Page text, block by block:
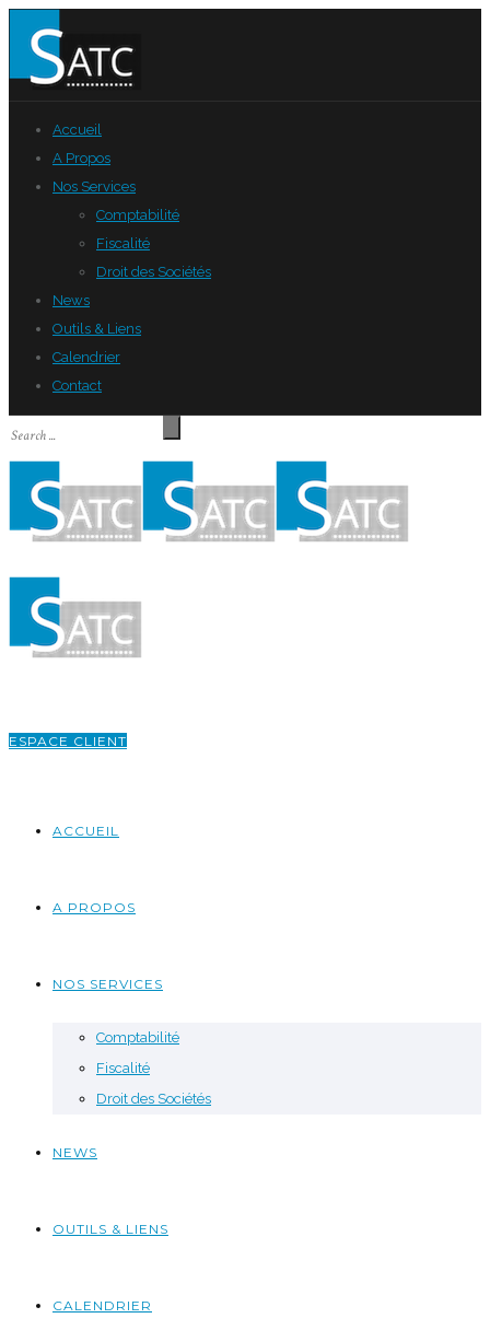
Accueil
A Propos
Nos Services
Comptabilité
Fiscalité
Droit des Sociétés
News
Outils & Liens
Calendrier
Contact
ESPACE CLIENT
ACCUEIL
A PROPOS
NOS SERVICES
Comptabilité
Fiscalité
Droit des Sociétés
NEWS
OUTILS & LIENS
CALENDRIER